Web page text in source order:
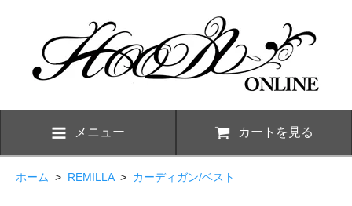
メニュー カートを見る
ホーム > REMILLA> カーディガン/ベスト